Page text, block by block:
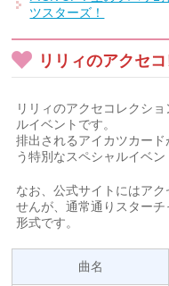
ツスターズ！
リリィのアクセ
リリィのアクセコレクシ
ルイベントです。
排出されるアイカツカー
う特別なスペシャルイベン
なお、公式サイトにはア
せんが、通常通りスター
形式です。
曲名